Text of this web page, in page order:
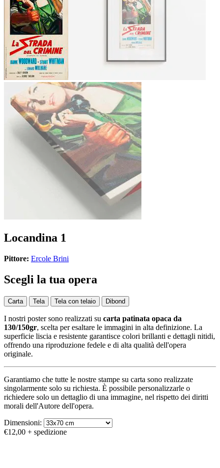
Locandina 1
Pittore: Ercole Brini
Scegli la tua opera
Carta Tela Tela con telaio Dibond
I nostri poster sono realizzati su carta patinata opaca da
130/150gr, scelta per esaltare le immagini in alta definizione. La
superficie liscia e resistente garantisce colori brillanti e dettagli nitidi,
offrendo una riproduzione fedele e di alta qualità dell'opera
originale.
Garantiamo che tutte le nostre stampe su carta sono realizzate
singolarmente solo su richiesta. È possibile personalizzarle o
richiedere solo un dettaglio di una immagine, nel rispetto dei diritti
morali dell'Autore dell'opera.
Dimensioni:
€12,00 + spedizione